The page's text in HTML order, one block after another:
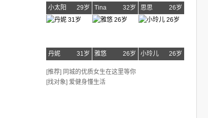
小太阳 29岁 Tina 32岁 思思 26岁
丹妮 31岁 雅悠 26岁 小玲儿 26岁
[推荐] 同城的优质女生在这里等你
[找对象] 爱健身懂生活